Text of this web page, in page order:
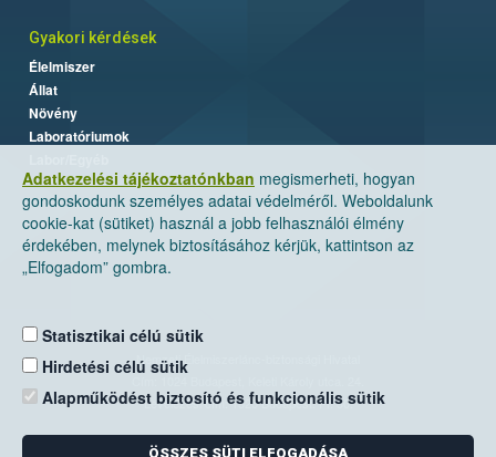
Adatkezelési tájékoztatónkban megismerheti, hogyan
gondoskodunk személyes adatai védelméről. Weboldalunk
cookie-kat (sütiket) használ a jobb felhasználói élmény
érdekében, melynek biztosításához kérjük, kattintson az
„Elfogadom” gombra.
Statisztikai célú sütik
Hirdetési célú sütik
Alapműködést biztosító és funkcionális sütik
ÖSSZES SÜTI ELFOGADÁSA
Gyakori kérdések
Élelmiszer
Állat
Növény
Laboratóriumok
Nemzeti Élelmiszerlánc-biztonsági Hivatal
Levelezési cím: 1525 Budapest. Pf. 30.